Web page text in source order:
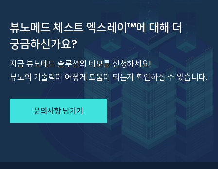
뷰노메드 체스트 엑스레이™에 대해 더
궁금하신가요?
지금 뷰노메드 솔루션의 데모를 신청하세요!
뷰노의 기술력이 어떻게 도움이 되는지 확인하실 수 있습니다.
문의사항 남기기